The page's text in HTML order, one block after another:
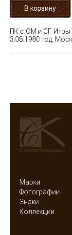
ПК с ОМ и СГ Игры
3.08.1980 год,
Марки
Фотографии
Знаки
Коллекции